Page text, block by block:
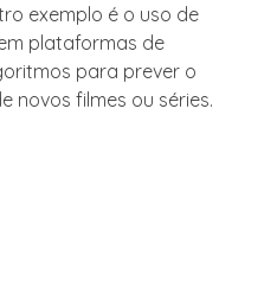
exemplo é o uso de
plataformas de
para prever o
novos filmes ou séries.